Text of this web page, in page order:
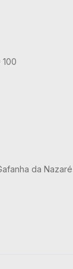
100
da Nazaré